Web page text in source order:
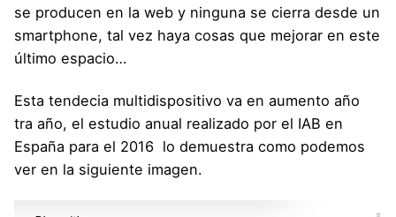
se producen en la web y ninguna se cierra desde un
smartphone, tal vez haya cosas que mejorar en este
último espacio…
Esta tendecia multidispositivo va en aumento año
tra año, el estudio anual realizado por el IAB en
España para el 2016 lo demuestra como podemos
ver en la siguiente imagen.